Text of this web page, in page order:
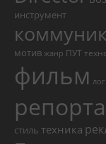
инструмент
мотив жанр ПУТ
фильм
стиль техника